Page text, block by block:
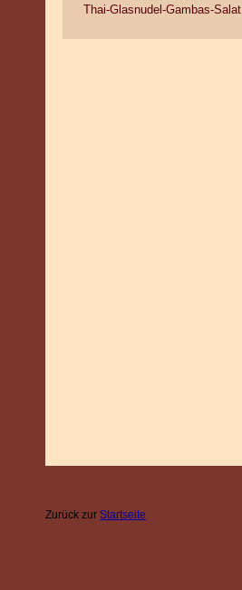
Thai-Glasnudel-Gambas-Salat
Zurück zur Startseite